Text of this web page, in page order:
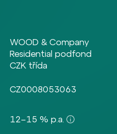
WOOD & Company
Residential podfond
CZK třída
CZ0008053063
12–15 % p.a.